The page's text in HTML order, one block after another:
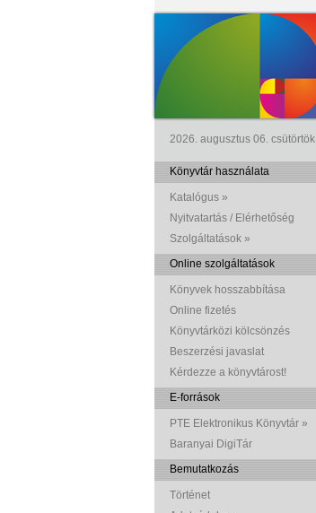
2026. augusztus 06. csütörtök
Könyvtár használata
Katalógus »
Nyitvatartás / Elérhetőség
Szolgáltatások »
Online szolgáltatások
Könyvek hosszabbítása
Online fizetés
Könyvtárközi kölcsönzés
Beszerzési javaslat
Kérdezze a könyvtárost!
E-források
PTE Elektronikus Könyvtár »
Baranyai DigiTár
Bemutatkozás
Történet